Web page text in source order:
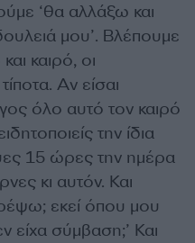
‘θα αλλάξω και
μου’. Βλέπουμε
καιρό, οι
Αν είσαι
όλο αυτό τον καιρό
την ίδια
15 ώρες την ημέρα
κι αυτόν. Και
εκεί όπου μου
είχα σύμβαση;’ Και